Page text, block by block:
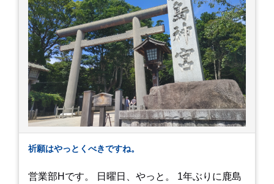
カットしてくれるのもとっても良かったです。 こ
れは何個でも行けてしまう勢い、、！！！ 皆様も
静岡へ行く予定がありましたら是非とも召し上が
って見てください！予約は行っていないようなの
で、時と場合とタイミングと要相談で
す、、！！！
祈願はやっとくべきですね。
営業部Hです。 日曜日、やっと。 1年ぶりに鹿島